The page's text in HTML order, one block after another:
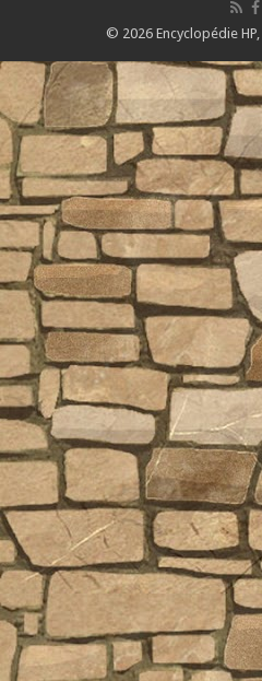
© 2026 Encyclopédie HP,